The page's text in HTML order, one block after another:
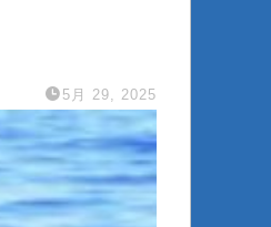
5月 29, 2025